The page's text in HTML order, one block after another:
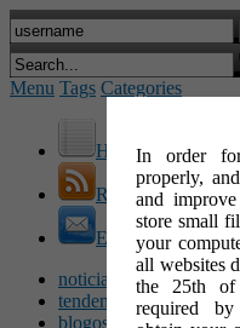
In order
properly,
and
store small
your
all websites
the 25th
required
Menu Tags Categories
Home
RSS Feed
E-Mail
noticias (142)
tendencias (100)
blogosfera (62)